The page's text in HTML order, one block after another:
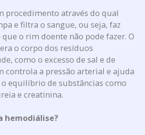
procedimento através do qual
e filtra o sangue, ou seja, faz
o rim doente não pode fazer. O
o corpo dos resíduos
como o excesso de sal e de
controla a pressão arterial e ajuda
equilíbrio de substâncias como
e creatinina.
hemodiálise?